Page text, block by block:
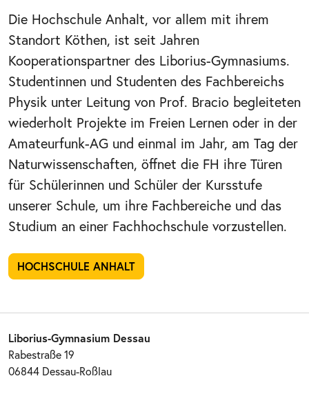
Die Hochschule Anhalt, vor allem mit ihrem
Standort Köthen, ist seit Jahren
Kooperationspartner des Liborius-Gymnasiums.
Studentinnen und Studenten des Fachbereichs
Physik unter Leitung von Prof. Bracio begleiteten
wiederholt Projekte im Freien Lernen oder in der
Amateurfunk-AG und einmal im Jahr, am Tag der
Naturwissenschaften, öffnet die FH ihre Türen
für Schülerinnen und Schüler der Kursstufe
unserer Schule, um ihre Fachbereiche und das
Studium an einer Fachhochschule vorzustellen.
HOCHSCHULE ANHALT
Liborius-Gymnasium Dessau
Rabestraße 19
06844 Dessau-Roßlau